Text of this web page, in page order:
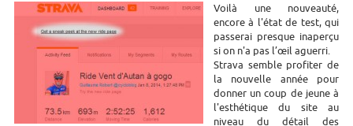
Voilà une nouveauté,
encore à l'état de test, qui
passerai presque inaperçu
si on n'a pas l’œil aguerri.
Strava semble profiter de
la nouvelle année pour
donner un coup de jeune à
l'esthétique du site au
niveau du détail des